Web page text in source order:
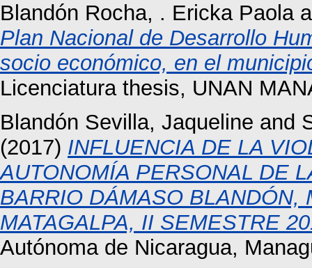
Blandón Rocha, . Ericka Paola
Plan Nacional de Desarrollo
socio económico, en el
Licenciatura thesis, UNAN
Blandón Sevilla, Jaqueline and
(2017) INFLUENCIA DE LA
AUTONOMÍA PERSONAL DE
BARRIO DÁMASO BLANDÓN,
MATAGALPA, II SEMESTRE
Autónoma de Nicaragua,